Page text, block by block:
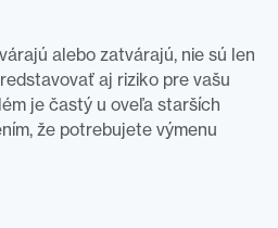
alebo zatvárajú, nie sú len
aj riziko pre vašu
je častý u oveľa starších
že potrebujete výmenu